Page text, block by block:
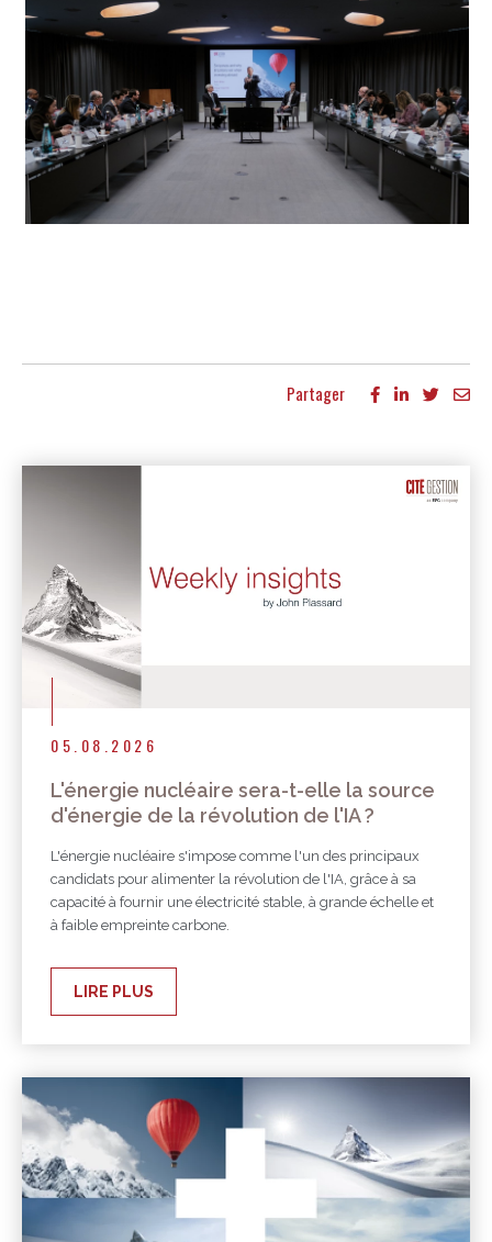
Partager
05.08.2026
L'énergie nucléaire sera-t-elle la source
d'énergie de la révolution de l'IA ?
L'énergie nucléaire s'impose comme l'un des principaux
candidats pour alimenter la révolution de l'IA, grâce à sa
capacité à fournir une électricité stable, à grande échelle et
à faible empreinte carbone.
LIRE PLUS